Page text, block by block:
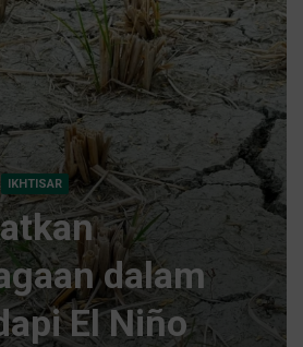
IKHTISAR
dalam
El Niño